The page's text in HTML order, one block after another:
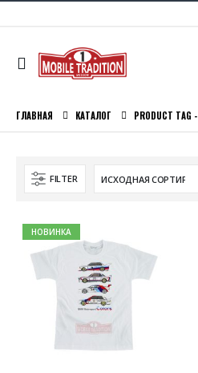
ГЛАВНАЯ КАТАЛОГ PRODUCT TAG -
FILTER
НОВИНКА